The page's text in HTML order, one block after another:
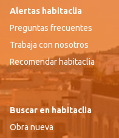
Alertas habitaclia
Preguntas frecuentes
Trabaja con nosotros
Recomendar habitaclia
Buscar en habitaclia
Obra nueva